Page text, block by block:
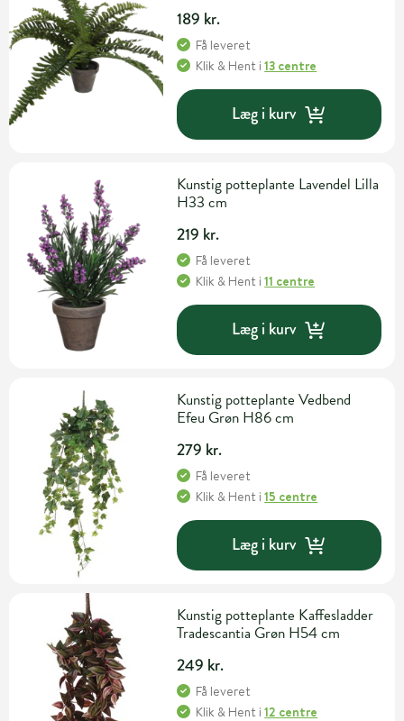
189 kr.
Få leveret
Klik & Hent i13 centre
Læg i kurv
Kunstig potteplante Lavendel Lilla
H33 cm
219 kr.
Få leveret
Klik & Hent i11 centre
Læg i kurv
Kunstig potteplante Vedbend
Efeu Grøn H86 cm
279 kr.
Få leveret
Klik & Hent i15 centre
Læg i kurv
Kunstig potteplante Kaffesladder
Tradescantia Grøn H54 cm
249 kr.
Få leveret
Klik & Hent i12 centre